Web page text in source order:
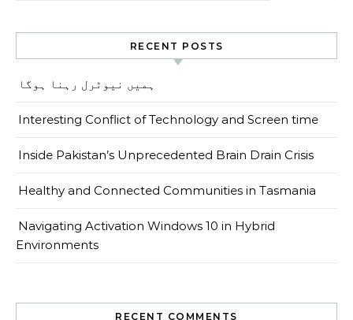
RECENT POSTS
ہمیں نیوٹرل رہنا ہوگا
Interesting Conflict of Technology and Screen time
Inside Pakistan’s Unprecedented Brain Drain Crisis
Healthy and Connected Communities in Tasmania
Navigating Activation Windows 10 in Hybrid
Environments
RECENT COMMENTS